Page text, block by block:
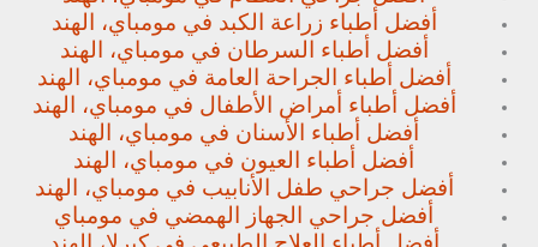
أفضل أطباء زراعة الكبد في مومباي، الهند
أفضل أطباء السرطان في مومباي، الهند
أفضل أطباء الجراحة العامة في مومباي، الهند
أفضل أطباء أمراض الأطفال في مومباي، الهند
أفضل أطباء الأسنان في مومباي، الهند
أفضل أطباء العيون في مومباي، الهند
أفضل جراحي طفل الأنابيب في مومباي، الهند
أفضل جراحي الجهاز الهمضي في مومباي